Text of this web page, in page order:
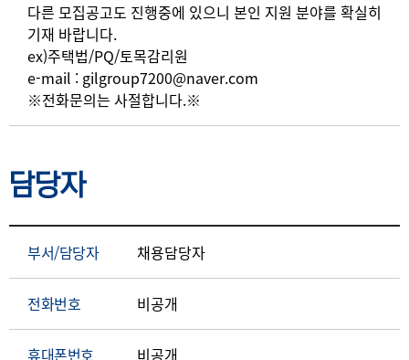
다른 모집공고도 진행중에 있으니 본인 지원 분야를 확실히
기재 바랍니다.
ex)주택법/PQ/토목감리원
e-mail : gilgroup7200@naver.com
※전화문의는 사절합니다.※
담당자
부서/담당자 채용담당자
전화번호 비공개
휴대폰번호 비공개